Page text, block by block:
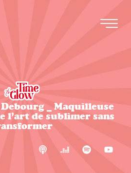
_ Maquilleuse
l’art de sublimer sans